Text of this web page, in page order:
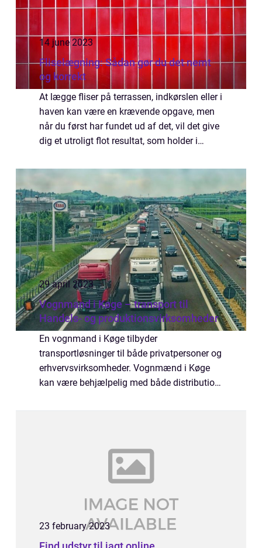
14 june 2023
Fliselægning: Sådan gør du det nemt
og korrekt
At lægge fliser på terrassen, indkørslen eller i
haven kan være en krævende opgave, men
når du først har fundet ud af det, vil det give
dig et utroligt flot resultat, som holder i
29 april 2023
Vognmand i Køge – transport til
Handels- og produktionsvirksomheder
En vognmand i Køge tilbyder
transportløsninger til både privatpersoner og
erhvervsvirksomheder. Vognmænd i Køge
kan være behjælpelig med både distribution
23 february 2023